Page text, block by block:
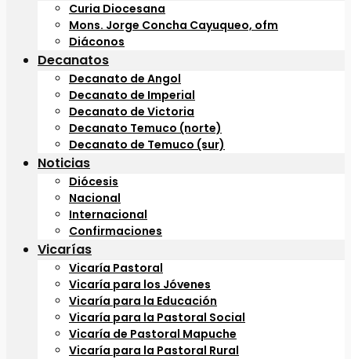
Curia Diocesana
Mons. Jorge Concha Cayuqueo, ofm
Diáconos
Decanatos
Decanato de Angol
Decanato de Imperial
Decanato de Victoria
Decanato Temuco (norte)
Decanato de Temuco (sur)
Noticias
Diócesis
Nacional
Internacional
Confirmaciones
Vicarías
Vicaría Pastoral
Vicaría para los Jóvenes
Vicaría para la Educación
Vicaría para la Pastoral Social
Vicaría de Pastoral Mapuche
Vicaría para la Pastoral Rural